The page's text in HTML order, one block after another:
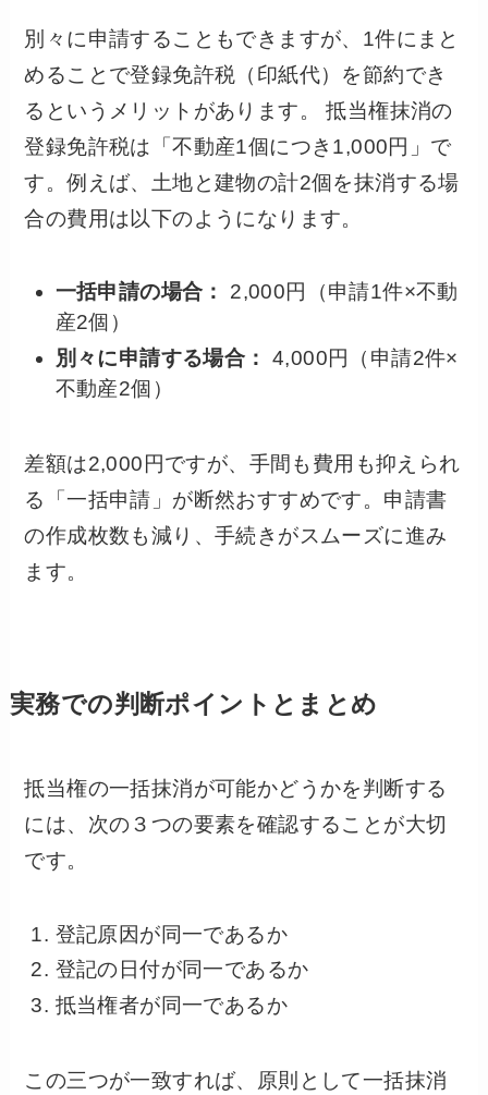
別々に申請することもできますが、1件にまと
めることで登録免許税（印紙代）を節約でき
るというメリットがあります。 抵当権抹消の
登録免許税は「不動産1個につき1,000円」で
す。例えば、土地と建物の計2個を抹消する場
合の費用は以下のようになります。
一括申請の場合：
2,000円（申請1件×不動
産2個）
別々に申請する場合：
4,000円（申請2件×
不動産2個）
差額は2,000円ですが、手間も費用も抑えられ
る「一括申請」が断然おすすめです。申請書
の作成枚数も減り、手続きがスムーズに進み
ます。
実務での判断ポイントとまとめ
抵当権の一括抹消が可能かどうかを判断する
には、次の３つの要素を確認することが大切
です。
登記原因が同一であるか
登記の日付が同一であるか
抵当権者が同一であるか
この三つが一致すれば、原則として一括抹消